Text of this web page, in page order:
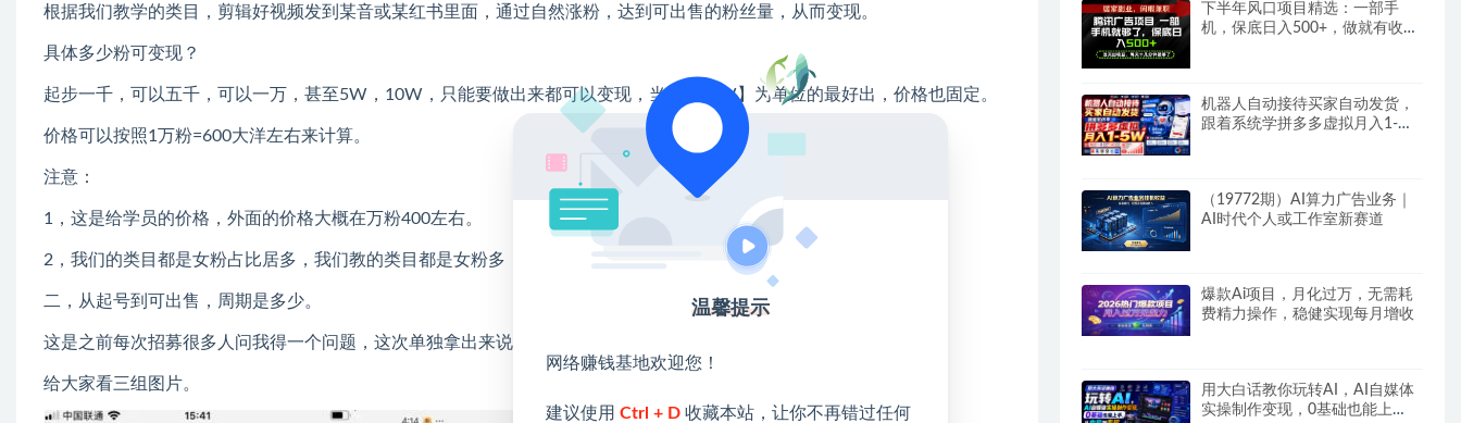
根据我们教学的类目，剪辑好视频发到某音或某红书里面，通过自然涨粉，达到可出售的粉丝量，从而变现。
具体多少粉可变现？
起步一千，可以五千，可以一万，甚至5W，10W，只能要做出来都可以变现，当然按【W】为单位的最好出，价格也固定。
价格可以按照1万粉=600大洋左右来计算。
注意：
1，这是给学员的价格，外面的价格大概在万粉400左右。
2，我们的类目都是女粉占比居多，我们教的类目都是女粉多，所以价格高和好变现，外面的机构和博主都抢着要。
二，从起号到可出售，周期是多少。
这是之前每次招募很多人问我得一个问题，这次单独拿出来说明。
给大家看三组图片。
下半年风口项目精选：一部手
机，保底日入500+，做就有收
机器人自动接待买家自动发货，
跟着系统学拼多多虚拟月入1-
（19772期）AI算力广告业务｜
AI时代个人或工作室新赛道
爆款Ai项目，月化过万，无需耗
费精力操作，稳健实现每月增收
用大白话教你玩转AI，AI自媒体
实操制作变现，0基础也能上
温馨提示
网络赚钱基地欢迎您！
建议使用 Ctrl + D 收藏本站，让你不再错过任何